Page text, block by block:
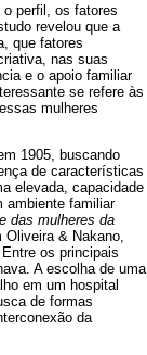
perfil, os fatores
revelou que a
que fatores
nas suas
e o apoio familiar
se refere às
mulheres
1905, buscando
de características
elevada, capacidade
ambiente familiar
das mulheres da
& Nakano,
os principais
A escolha de uma
em um hospital
de formas
da